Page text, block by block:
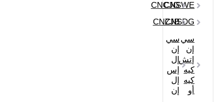
CNSWE
CNCJG
CNSDG
CNZJB
سي
إن
إتش
كيه
كيه
أو
سي
إن
إل
إس
إل
إن